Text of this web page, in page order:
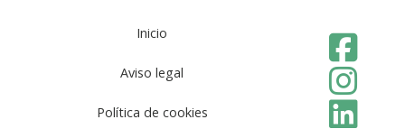
Inicio
Aviso legal
Política de cookies